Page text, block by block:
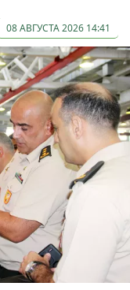
08 АВГУСТА 2026 14:41